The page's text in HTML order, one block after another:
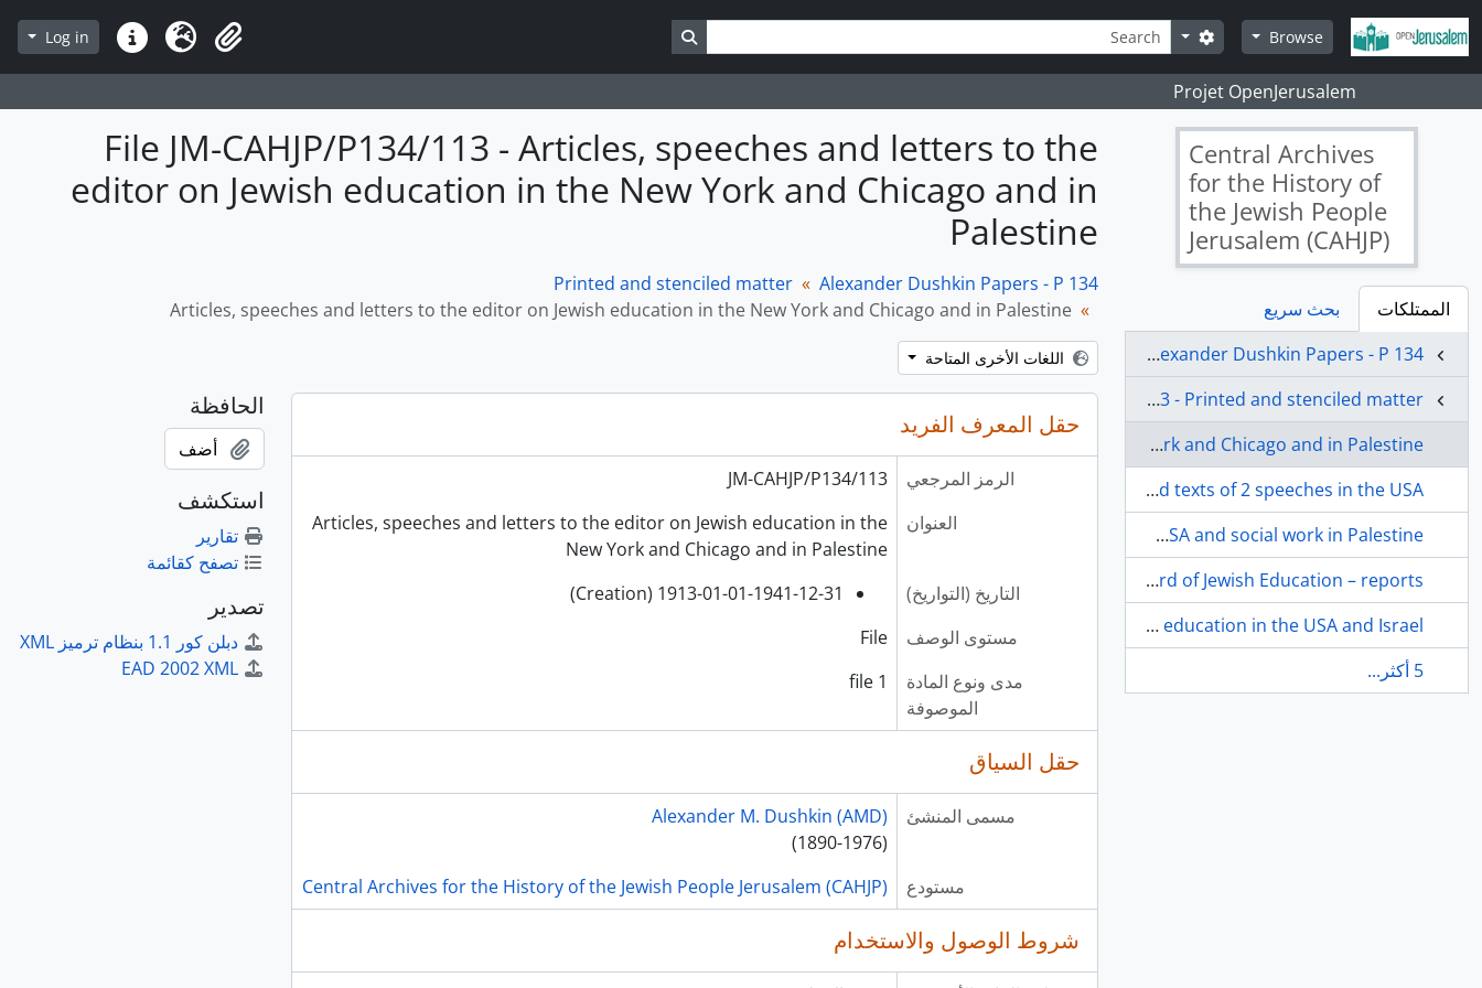
انتقل إلى المحتوى الرئيسي
Browse
بحثخيارات البحث البحث في صفحة التصفح
Clipboard
لغة روابط سريعة
Log in
Projet OpenJerusalem
Central Archives
for the History of
the Jewish People
Jerusalem (CAHJP)
الممتلكات
بحث سريع
JM-CAHJP/P134 - Alexander Dushkin Papers - P 134
JM-CAHJP/P134/113-123 - Printed and stenciled matter
JM-CAHJP/P134/113 - Articles, speeches and letters to the editor on Jewish education in the New York and Chicago and in Palestine
JM-CAHJP/P134/114 - A review of Dushkin’s book, Jewish Education in New York City, and texts of 2 speeches in the USA
JM-CAHJP/P134/115 - Articles on Jewish education in the USA and social work in Palestine
JM-CAHJP/P134/116 - Chicago Board of Jewish Education – reports
JM-CAHJP/P134/117 - Articles, addresses and reports on Jewish education in the USA and Israel
5 أكثر...
File JM-CAHJP/P134/113 - Articles, speeches and letters to the
editor on Jewish education in the New York and Chicago and in
Palestine
Alexander Dushkin Papers - P 134
Printed and stenciled matter
Articles, speeches and letters to the editor on Jewish education in the New York and Chicago and in Palestine
حقل المعرف الفريد
الرمز المرجعي
JM-CAHJP/P134/113
العنوان
Articles, speeches and letters to the editor on Jewish education in the
New York and Chicago and in Palestine
التاريخ (التواريخ)
1913-01-01-1941-12-31 (Creation)
مستوى الوصف
File
مدى ونوع المادة
الموصوفة
1 file
حقل السياق
مسمى المنشئ
Alexander M. Dushkin (AMD)
(1890-1976)
مستودع
Central Archives for the History of the Jewish People Jerusalem (CAHJP)
شروط الوصول والاستخدام
الحافظة
أضف
استكشف
تقارير
تصفح كقائمة
تصدير
دبلن كور 1.1 بنظام ترميز XML
EAD 2002 XML